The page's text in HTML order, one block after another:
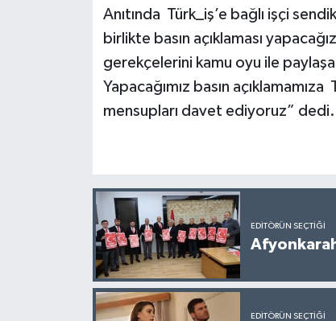
Anıtında Türk_iş’e bağlı işçi
birlikte basın açıklaması
gerekçelerini kamu oyu ile
Yapacağımız basın
mensupları davet ediyoruz” dedi.
EDITÖRÜN SEÇTIĞI
EDITÖRÜN SEÇTIĞI